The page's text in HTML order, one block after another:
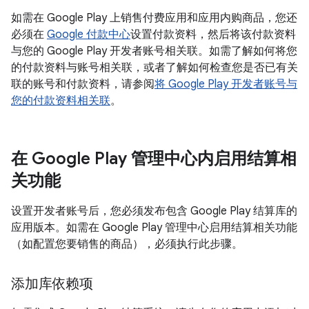
如需在 Google Play 上销售付费应用和应用内购商品，您还
必须在 Google 付款中心设置付款资料，然后将该付款资料
与您的 Google Play 开发者账号相关联。如需了解如何将您
的付款资料与账号相关联，或者了解如何检查您是否已有关
联的账号和付款资料，请参阅将 Google Play 开发者账号与
您的付款资料相关联。
在 Google Play 管理中心内启用结算相
关功能
设置开发者账号后，您必须发布包含 Google Play 结算库的
应用版本。如需在 Google Play 管理中心启用结算相关功能
（如配置您要销售的商品），必须执行此步骤。
添加库依赖项